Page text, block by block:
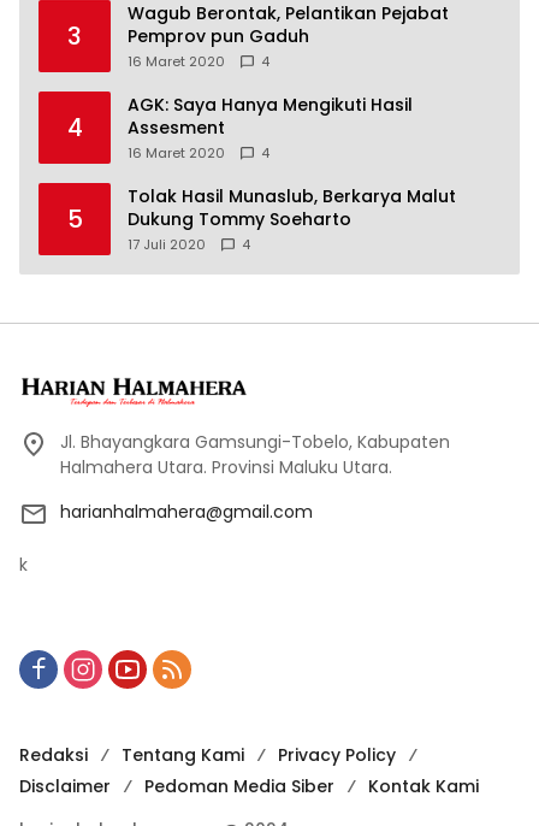
3
Wagub Berontak, Pelantikan Pejabat
Pemprov pun Gaduh
16 Maret 2020 4
4
AGK: Saya Hanya Mengikuti Hasil
Assesment
16 Maret 2020 4
5
Tolak Hasil Munaslub, Berkarya Malut
Dukung Tommy Soeharto
17 Juli 2020 4
Jl. Bhayangkara Gamsungi-Tobelo, Kabupaten
Halmahera Utara. Provinsi Maluku Utara.
harianhalmahera@gmail.com
k
Redaksi Tentang Kami
Privacy Policy
Disclaimer
Pedoman Media Siber
Kontak Kami